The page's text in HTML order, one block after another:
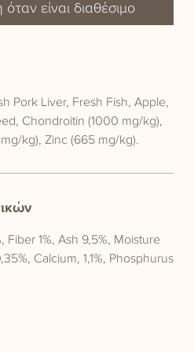
όταν είναι διαθέσιμο
Pork Liver, Fresh Fish, Apple,
Chondroitin (1000 mg/kg),
kg), Zinc (665 mg/kg).
Fiber 1%, Ash 9,5%, Moisture
Calcium, 1,1%, Phosphurus